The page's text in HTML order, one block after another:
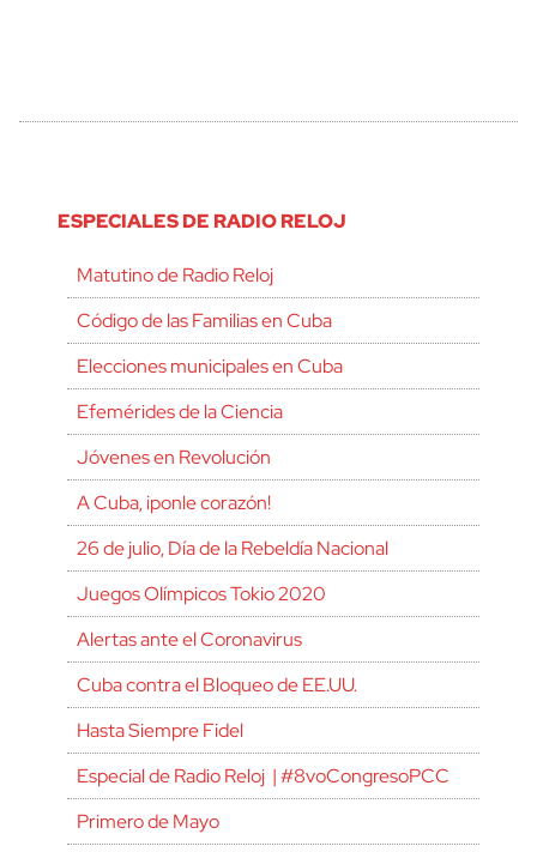
ESPECIALES DE RADIO RELOJ
Matutino de Radio Reloj
Código de las Familias en Cuba
Elecciones municipales en Cuba
Efemérides de la Ciencia
Jóvenes en Revolución
A Cuba, ¡ponle corazón!
26 de julio, Día de la Rebeldía Nacional
Juegos Olímpicos Tokio 2020
Alertas ante el Coronavirus
Cuba contra el Bloqueo de EE.UU.
Hasta Siempre Fidel
Especial de Radio Reloj | #8voCongresoPCC
Primero de Mayo